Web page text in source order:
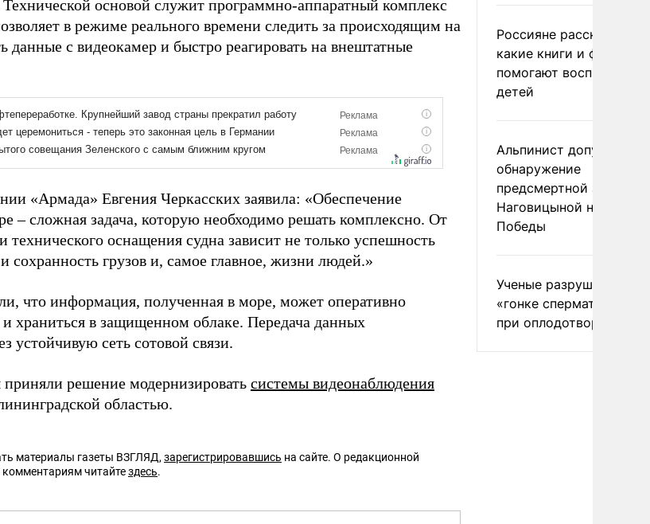
основой служит программно-аппаратный комплекс
в режиме реального времени следить за происходящим на
данные с видеокамер и быстро реагировать на внештатные
«Армада» Евгения Черкасских заявила: «Обеспечение
– сложная задача, которую необходимо решать комплексно. От
технического оснащения судна зависит не только успешность
сохранность грузов и, самое главное, жизни людей.»
что информация, полученная в море, может оперативно
и храниться в защищенном облаке. Передача данных
устойчивую сеть сотовой связи.
решение модернизировать системы видеонаблюдения
областью.
материалы газеты ВЗГЛЯД, зарегистрировавшись на сайте. О редакционной
читайтездесь.
Россияне рассказали,
какие книги и фильмы
помогают воспитывать
детей
Альпинист допустил
обнаружение
предсмертной записки
Наговицыной на пике
Победы
Ученые разрушили миф
«гонке
при оплодотворении